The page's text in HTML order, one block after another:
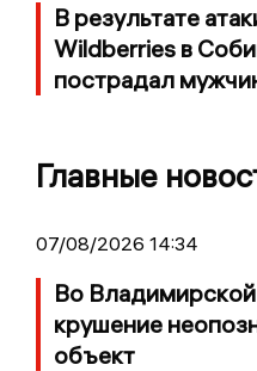
В результате
Wildberries в
пострадал
Главные
07/08/2026 14:34
Во
крушение
объект